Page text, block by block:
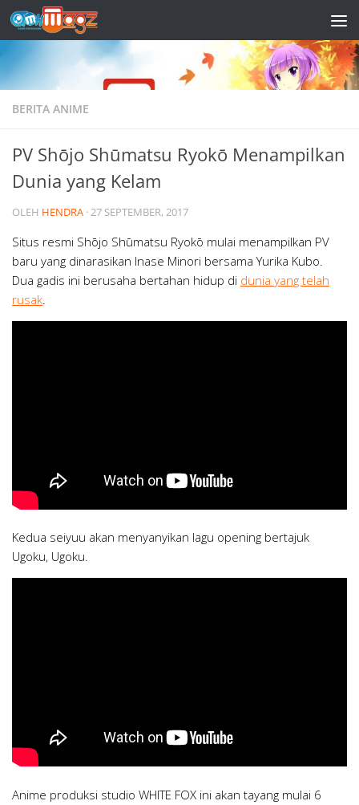
Skip to content
BERITA ANIME
PV Shōjo Shūmatsu Ryokō Menampilkan
Dunia yang Kelam
OLEH HENDRA ·27 SEPTEMBER, 2017
Situs resmi Shōjo Shūmatsu Ryokō mulai menampilkan PV
baru yang dinarasikan Inase Minori bersama Yurika Kubo.
Dua gadis ini berusaha bertahan hidup di dunia yang telah
rusak
Kedua seiyuu akan menyanyikan lagu opening bertajuk
Ugoku, Ugoku.
Anime produksi studio WHITE FOX ini akan tayang mulai 6